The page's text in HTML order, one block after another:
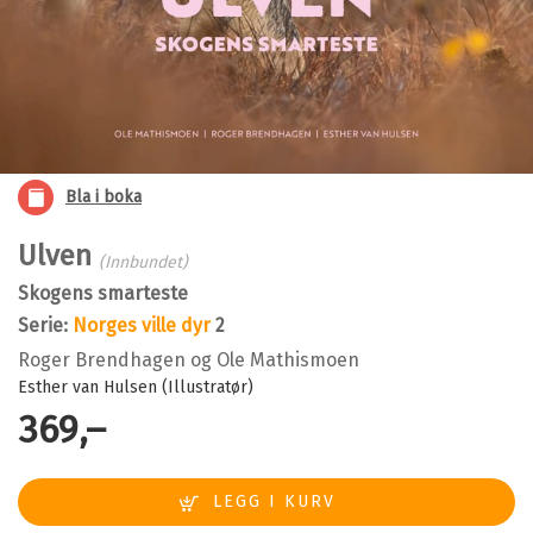
Bla i boka
Ulven (Innbundet)
Skogens smarteste
Serie: Norges ville dyr2
Roger Brendhagen og Ole Mathismoen
Esther van Hulsen (Illustratør)
369,–